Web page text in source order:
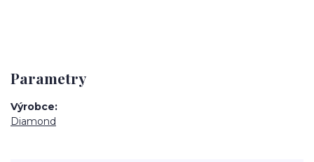
Parametry
Výrobce
Diamond